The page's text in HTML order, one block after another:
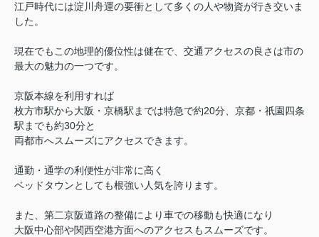
江戸時代には淀川舟運の要衝として多くの人や物資が行き交いま
した。
現在でもこの地理的優位性は健在で、交通アクセスの良さは市の
最大の魅力の一つです。
京阪本線を利用すれば
枚方市駅から大阪・京橋駅までは特急で約20分、京都・祇園四条
駅までも約30分と
両都市へスムーズにアクセスできます。
通勤・通学の利便性が非常に高く
ベッドタウンとしても根強い人気を誇ります。
また、第二京阪道路の整備により車での移動も快適になり
大阪中心部や関西空港方面へのアクセスもスムーズです。